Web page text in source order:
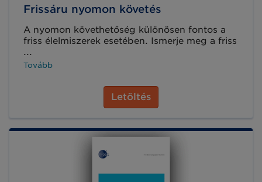
Frissáru nyomon követés
A nyomon követhetőség különösen fontos a
friss élelmiszerek esetében. Ismerje meg a friss
...
Tovább
Letöltés